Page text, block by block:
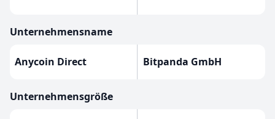
Unternehmensname
Anycoin Direct Bitpanda GmbH
Unternehmensgröße